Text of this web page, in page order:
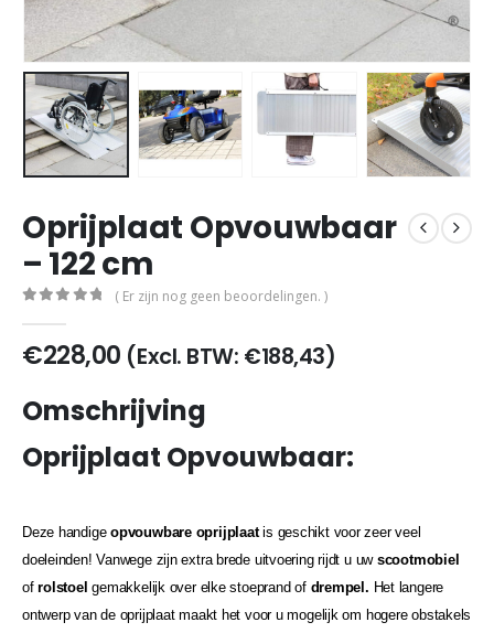
Oprijplaat Opvouwbaar
– 122 cm
( Er zijn nog geen beoordelingen. )
€228,00 (Excl. BTW: €188,43)
Omschrijving
Oprijplaat Opvouwbaar:
Deze handigeopvouwbare oprijplaatis geschikt voor zeer veel
doeleinden! Vanwege zijn extra brede uitvoering rijdt u uw scootmobiel
ofrolstoel gemakkelijk over elke stoeprand of drempel. Het langere
ontwerp van de oprijplaat maakt het voor u mogelijk om hogere obstakels